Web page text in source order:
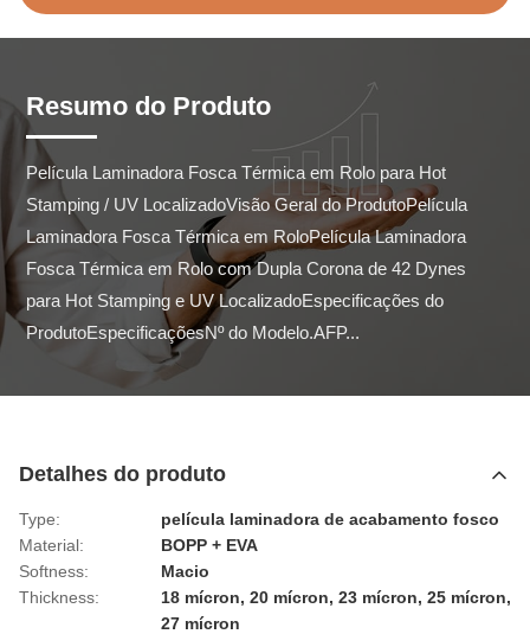
Resumo do Produto
Película Laminadora Fosca Térmica em Rolo para Hot
Stamping / UV LocalizadoVisão Geral do ProdutoPelícula
Laminadora Fosca Térmica em RoloPelícula Laminadora
Fosca Térmica em Rolo com Dupla Corona de 42 Dynes
para Hot Stamping e UV LocalizadoEspecificações do
ProdutoEspecificaçõesNº do Modelo.AFP...
Detalhes do produto
Type:
película laminadora de acabamento fosco
Material:
BOPP + EVA
Softness:
Macio
Thickness:
18 mícron, 20 mícron, 23 mícron, 25 mícron,
27 mícron